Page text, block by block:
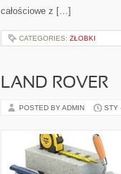
całościowe z […]
CATEGORIES: ŻŁOBKI
LAND ROVER
POSTED BY ADMIN STY